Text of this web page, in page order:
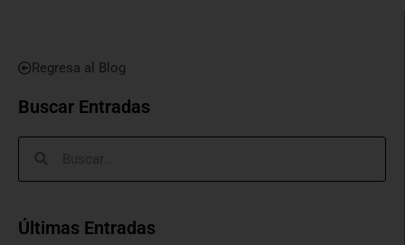
Regresa al Blog
Buscar Entradas
Últimas Entradas